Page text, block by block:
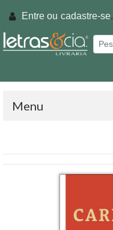
Entre ou cadastre-se.
Menu